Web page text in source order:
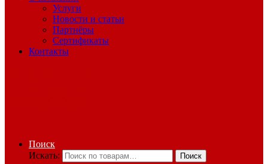
Услуги
Новости и статьи
Партнёры
Сертификаты
Контакты
Поиск
Искать:
Поиск